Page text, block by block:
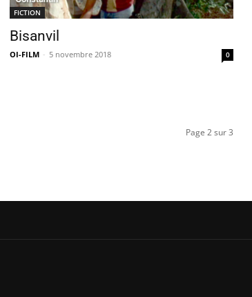
FICTION
Bisanvil
OI-FILM - 5 novembre 2018 0
Page 2 sur 3